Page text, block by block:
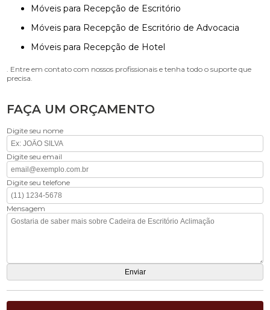
Móveis para Recepção de Escritório
Móveis para Recepção de Escritório de Advocacia
Móveis para Recepção de Hotel
. Entre em contato com nossos profissionais e tenha todo o suporte que
precisa.
FAÇA UM ORÇAMENTO
Digite seu nome
Digite seu email
Digite seu telefone
Mensagem